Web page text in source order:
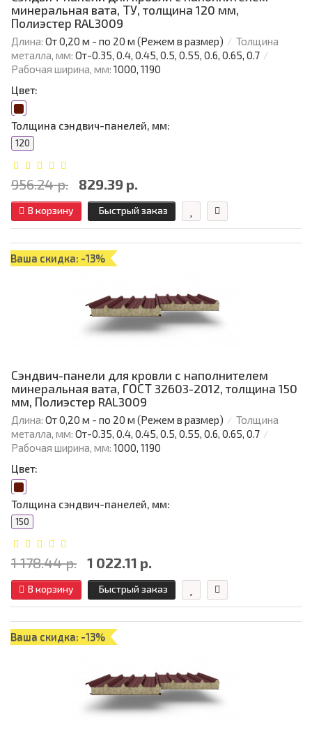
минеральная вата, ТУ, толщина 120 мм,
Полиэстер RAL3009
Длина: От 0,20 м - по 20 м (Режем в размер)
Толщина
металла, мм: От-0.35, 0.4, 0.45, 0.5, 0.55, 0.6, 0.65, 0.7
Рабочая ширина, мм: 1000, 1190
Цвет:
Толщина сэндвич-панелей, мм:
120
956.24 р. 829.39 р.
В корзину Быстрый заказ
Ваша скидка: -13%
Сэндвич-панели для кровли с наполнителем
минеральная вата, ГОСТ 32603-2012, толщина 150
мм, Полиэстер RAL3009
Длина: От 0,20 м - по 20 м (Режем в размер)
Толщина
металла, мм: От-0.35, 0.4, 0.45, 0.5, 0.55, 0.6, 0.65, 0.7
Рабочая ширина, мм: 1000, 1190
Цвет:
Толщина сэндвич-панелей, мм:
150
1 178.44 р. 1 022.11 р.
В корзину Быстрый заказ
Ваша скидка: -13%